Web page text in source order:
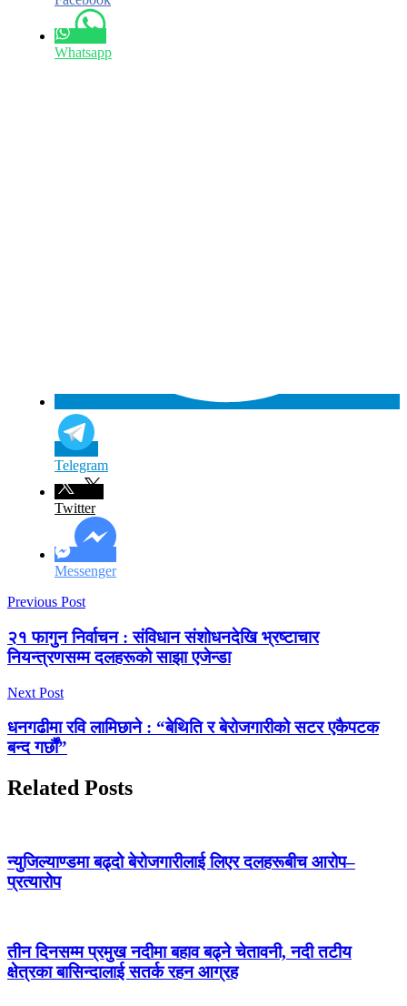
Whatsapp
Telegram
Twitter
Messenger
Previous Post
२१ फागुन निर्वाचन : संविधान संशोधनदेखि भ्रष्टाचार
नियन्त्रणसम्म दलहरूको साझा एजेन्डा
Next Post
धनगढीमा रवि लामिछाने : “बेथिति र बेरोजगारीको सटर एकैपटक
बन्द गर्छौं”
Related Posts
न्युजिल्याण्डमा बढ्दो बेरोजगारीलाई लिएर दलहरूबीच आरोप–
प्रत्यारोप
तीन दिनसम्म प्रमुख नदीमा बहाव बढ्ने चेतावनी, नदी तटीय
क्षेत्रका बासिन्दालाई सतर्क रहन आग्रह